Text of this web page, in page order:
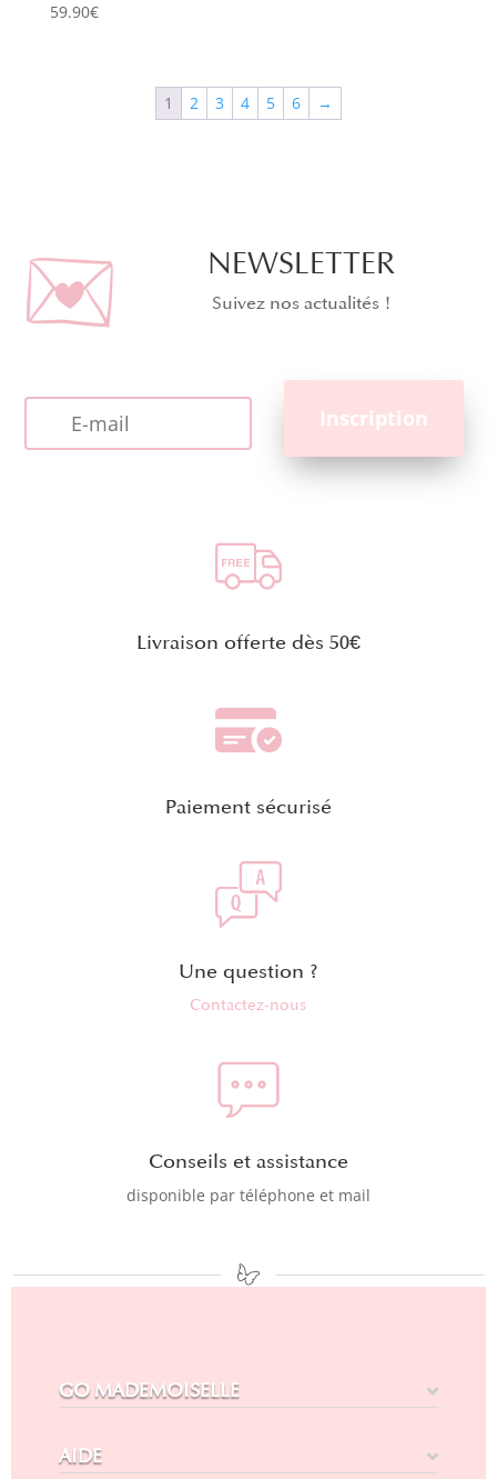
59.90€
1 2 3 4 5 6 →
NEWSLETTER
Suivez nos actualités !
Livraison offerte dès 50€
Paiement sécurisé
Une question ?
Contactez-nous
Conseils et assistance
disponible par téléphone et mail
GO MADEMOISELLE
AIDE